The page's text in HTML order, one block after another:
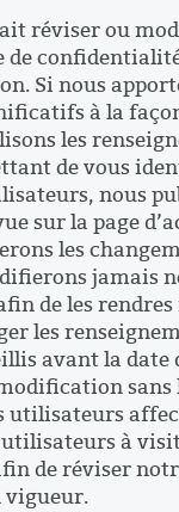
réviser ou
de
Si nous
à la
les
de vous
nous
sur la page
les
jamais
de les
les
avant la date
sans
utilisateurs
à
de réviser